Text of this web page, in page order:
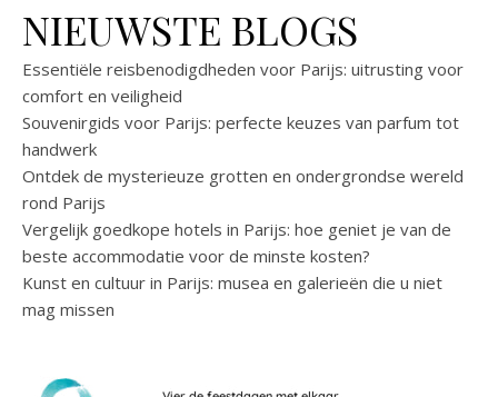
NIEUWSTE BLOGS
Essentiële reisbenodigdheden voor Parijs: uitrusting voor
comfort en veiligheid
Souvenirgids voor Parijs: perfecte keuzes van parfum tot
handwerk
Ontdek de mysterieuze grotten en ondergrondse wereld
rond Parijs
Vergelijk goedkope hotels in Parijs: hoe geniet je van de
beste accommodatie voor de minste kosten?
Kunst en cultuur in Parijs: musea en galerieën die u niet
mag missen